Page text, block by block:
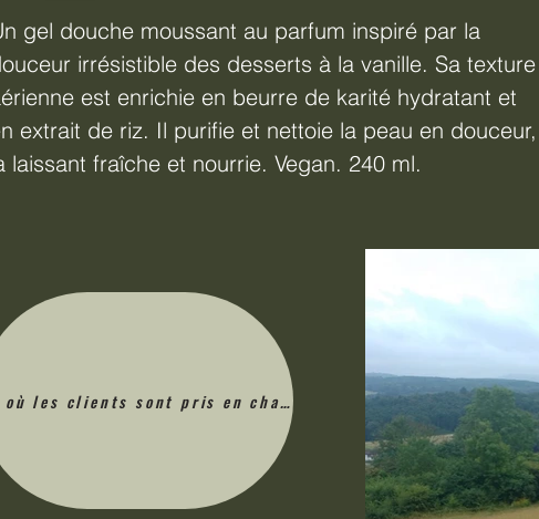
gel douche moussant au parfum inspiré par la
irrésistible des desserts à la vanille. Sa texture
est enrichie en beurre de karité hydratant et
extrait de riz. Il purifie et nettoie la peau en douceur,
laissant fraîche et nourrie. Vegan. 240 ml.
où les clients sont pris en charge